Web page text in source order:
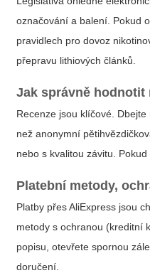
označování a balení. Pokud
pravidlech pro dovoz
přepravu lithiových článků.
Jak správně hodnotit
Recenze jsou klíčové.
než anonymní
nebo s kvalitou závitu.
Platební metody,
Platby přes AliExpress jsou
metody s ochranou (kreditní
popisu, otevřete spornou
doručení.